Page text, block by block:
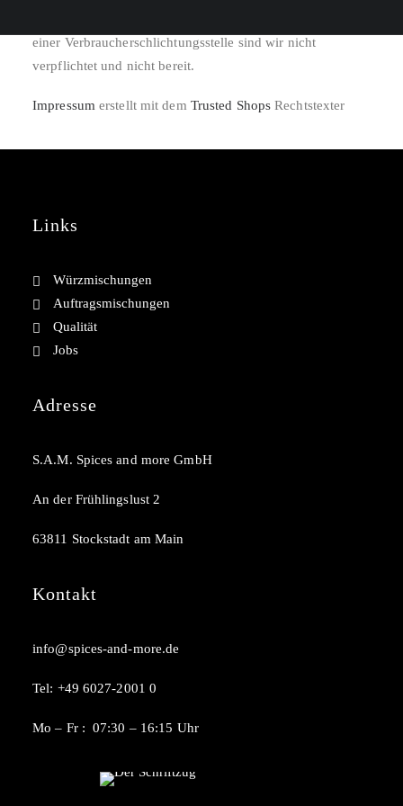
einer Verbraucherschlichtungsstelle sind wir nicht
verpflichtet und nicht bereit.
Impressum erstellt mit dem Trusted Shops Rechtstexter
Links
Würzmischungen
Auftragsmischungen
Qualität
Jobs
Adresse
S.A.M. Spices and more GmbH
An der Frühlingslust 2
63811 Stockstadt am Main
Kontakt
info@spices-and-more.de
Tel: +49 6027-2001 0
Mo – Fr : 07:30 – 16:15 Uhr